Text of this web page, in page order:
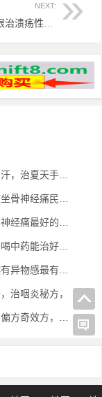
NEXT:
、手指肚鼓胀偏方，
坐骨神经痛验方，
坐骨神经痛特效秘方，
治地图舌偏方，
咽部有异物感验方，
治咽炎秘方，
咽炎民间验方，